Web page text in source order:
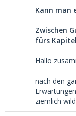
Kann man
Zwischen
fürs
Hallo
nach den
ziemlich